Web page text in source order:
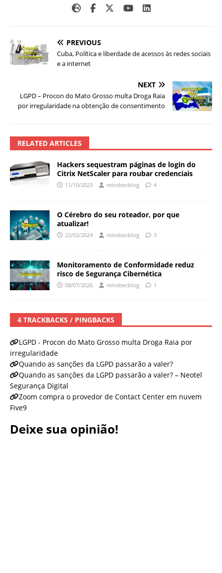
PREVIOUS
Cuba, Política e liberdade de acessos às redes sociais
e a internet
NEXT
LGPD – Procon do Mato Grosso multa Droga Raia
por irregularidade na obtenção de consentimento
RELATED ARTICLES
Hackers sequestram páginas de login do
Citrix NetScaler para roubar credenciais
11/10/2023 mindsecblog 4
O Cérebro do seu roteador, por que
atualizar!
22/02/2024 mindsecblog 3
Monitoramento de Conformidade reduz
risco de Segurança Cibernética
08/07/2026 mindsecblog 1
4 TRACKBACKS / PINGBACKS
LGPD - Procon do Mato Grosso multa Droga Raia por
irregularidade
Quando as sanções da LGPD passarão a valer?
Quando as sanções da LGPD passarão a valer? – Neotel
Segurança Digital
Zoom compra o provedor de Contact Center em nuvem
Five9
Deixe sua opinião!